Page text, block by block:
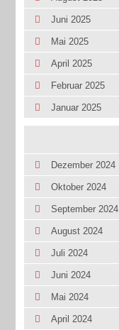
Juni 2025
Mai 2025
April 2025
Februar 2025
Januar 2025
Dezember 2024
Oktober 2024
September 2024
August 2024
Juli 2024
Juni 2024
Mai 2024
April 2024